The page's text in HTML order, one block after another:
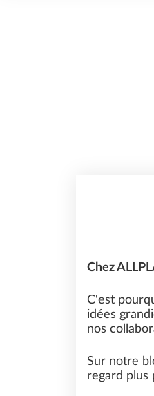
Chez
C'est
idées
nos
Sur notre
regard plus